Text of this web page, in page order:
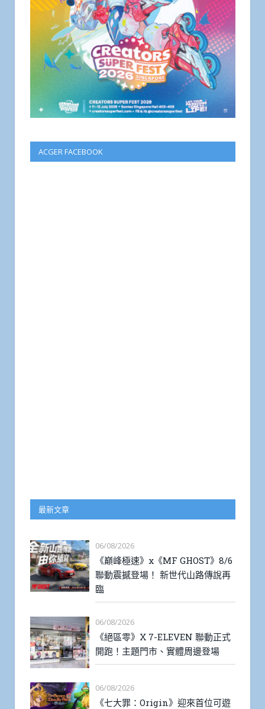
ACGER FACEBOOK
最新文章
06/08/2026
《巔峰極速》x《MF GHOST》8/6
聯動震撼登場！ 新世代山路傳說再
臨
06/08/2026
《絕區零》X 7-ELEVEN 聯動正式
開跑！主題門市、實體周邊登場
06/08/2026
《七大罪：Origin》迎來首位可遊